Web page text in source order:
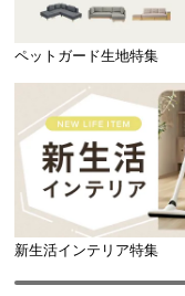
ペットガード生地特集
新生活インテリア特集